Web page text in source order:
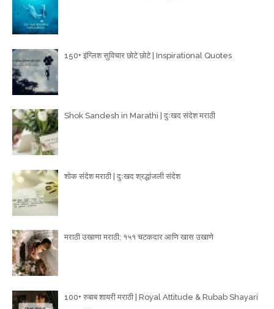
150+ इंग्लिश सुविचार छोटे छोटे | Inspirational Quotes
Shok Sandesh in Marathi | दुःखद संदेश मराठी
शोक संदेश मराठी | दुःखद श्रद्धांजली संदेश
मराठी उखाणा मराठी: १५१ चटकदार आणि खास उखाणे
100+ रुबाब शायरी मराठी | Royal Attitude & Rubab Shayari